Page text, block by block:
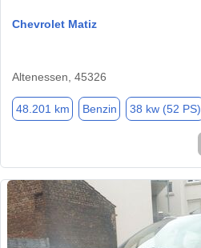
Chevrolet Matiz
Altenessen, 45326
48.201 km Benzin 38 kw (52 PS)